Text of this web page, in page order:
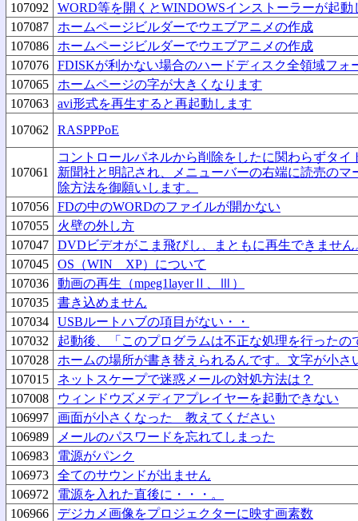
107092
WORD等を開くとWINDOWSインストーラーが起動
107087
ホームページビルダーでウエブアニメの作成
107086
ホームページビルダーでウエブアニメの作成
107076
FDISKが利かない場合のハードディスク全領域フォ
107065
ホームページの字が大きくなります
107063
avi形式を再生すると再起動します
107062
RASPPPoE
107061
コントロールパネルから削除をしたに関わらずタ
新聞社と明記され、メニューバーの右端に読売の
除方法を御願いします。
107056
FDの中のWORDのファイルが開かない
107055
火壁の外し方
107047
DVDビデオがこま飛びし、まともに再生できません
107045
OS（WIN XP）について
107036
動画の再生（mpeg1layerⅡ、Ⅲ）
107035
書き込めません
107034
USBルートハブの項目がない・・
107032
起動後、「このプログラムは不正な処理を行ったの
107028
ホームの場所が書き替えられるんです。文字が小さ
107015
ネットスケープで迷惑メールの対処方法は？
107008
ウィンドウズメディアプレイヤーを起動できない
106997
画面が小さくなった 教えてください
106989
メールのパスワードを忘れてしまった
106983
電源がパンク
106973
全てのサウンドが出ません
106972
電源を入れた直後に・・・。
106966
デジカメ画像をプロジェクターに映す画素数